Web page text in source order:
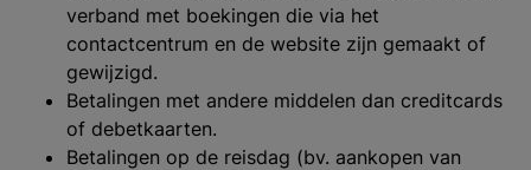
verband met boekingen die via het
contactcentrum en de website zijn gemaakt of
gewijzigd.
Betalingen met andere middelen dan creditcards
of debetkaarten.
Betalingen op de reisdag (bv. aankopen van